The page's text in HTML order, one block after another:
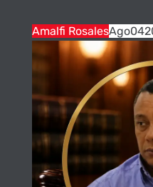
Amalfi RosalesAgo04